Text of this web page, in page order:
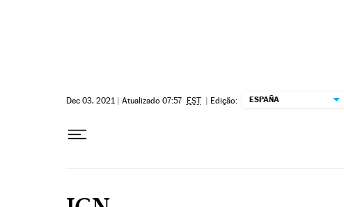
Dec 03, 2021 | Atualizado 07:57 EST | Edição: ESPAÑA